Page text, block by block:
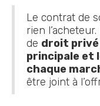
Le contrat de
rien
de droit privé
principale et
chaque
être joint à